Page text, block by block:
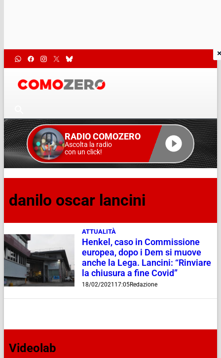
RADIO COMOZERO
Ascolta la radio
con un click!
danilo oscar lancini
ATTUALITÀ
Henkel, caso in Commissione
europea, dopo i Dem si muove
anche la Lega. Lancini: “Rinviare
la chiusura a fine Covid”
18/02/2021 17:05Redazione
Videolab